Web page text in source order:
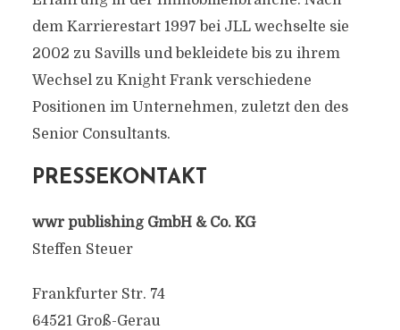
dem Karrierestart 1997 bei JLL wechselte sie
2002 zu Savills und bekleidete bis zu ihrem
Wechsel zu Knight Frank verschiedene
Positionen im Unternehmen, zuletzt den des
Senior Consultants.
PRESSEKONTAKT
wwr publishing GmbH & Co. KG
Steffen Steuer
Frankfurter Str. 74
64521 Groß-Gerau